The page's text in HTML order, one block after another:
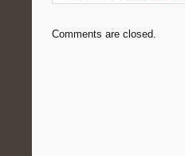
Comments are closed.